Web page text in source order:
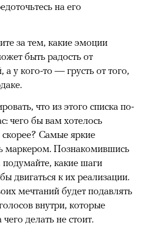
на его
за тем, какие эмоции
быть радость от
у кого-то — грусть от того,
что из этого списка по-
чего бы вам хотелось
Самые яркие
маркером. Познакомившись
какие шаги
двигаться к их реализации.
мечтаний будет подавлять
внутри, которые
делать не стоит.